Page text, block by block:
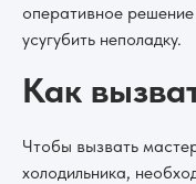
оперативное
усугубить неполадку.
Как
Чтобы вызвать
холодильника,